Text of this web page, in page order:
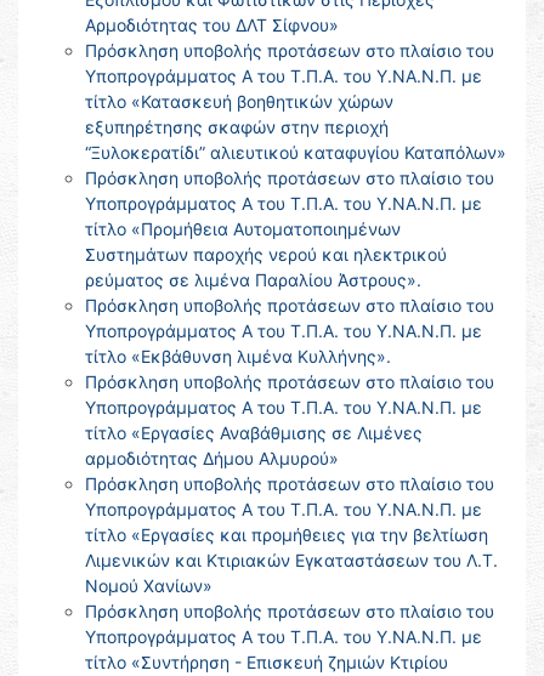
Αρμοδιότητας του ΔΛΤ Σίφνου»
Πρόσκληση υποβολής προτάσεων στο πλαίσιο του
Υποπρογράμματος Α του Τ.Π.Α. του Υ.ΝΑ.Ν.Π. με
τίτλο «Κατασκευή βοηθητικών χώρων
εξυπηρέτησης σκαφών στην περιοχή
“Ξυλοκερατίδι” αλιευτικού καταφυγίου Καταπόλων»
Πρόσκληση υποβολής προτάσεων στο πλαίσιο του
Υποπρογράμματος Α του Τ.Π.Α. του Υ.ΝΑ.Ν.Π. με
τίτλο «Προμήθεια Αυτοματοποιημένων
Συστημάτων παροχής νερού και ηλεκτρικού
ρεύματος σε λιμένα Παραλίου Άστρους».
Πρόσκληση υποβολής προτάσεων στο πλαίσιο του
Υποπρογράμματος Α του Τ.Π.Α. του Υ.ΝΑ.Ν.Π. με
τίτλο «Εκβάθυνση λιμένα Κυλλήνης».
Πρόσκληση υποβολής προτάσεων στο πλαίσιο του
Υποπρογράμματος Α του Τ.Π.Α. του Υ.ΝΑ.Ν.Π. με
τίτλο «Εργασίες Αναβάθμισης σε Λιμένες
αρμοδιότητας Δήμου Αλμυρού»
Πρόσκληση υποβολής προτάσεων στο πλαίσιο του
Υποπρογράμματος Α του Τ.Π.Α. του Υ.ΝΑ.Ν.Π. με
τίτλο «Εργασίες και προμήθειες για την βελτίωση
Λιμενικών και Κτιριακών Εγκαταστάσεων του Λ.Τ.
Νομού Χανίων»
Πρόσκληση υποβολής προτάσεων στο πλαίσιο του
Υποπρογράμματος Α του Τ.Π.Α. του Υ.ΝΑ.Ν.Π. με
τίτλο «Συντήρηση - Επισκευή ζημιών Κτιρίου